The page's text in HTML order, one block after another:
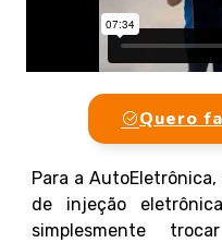
Quero
Para a
de injeção
simplesmente